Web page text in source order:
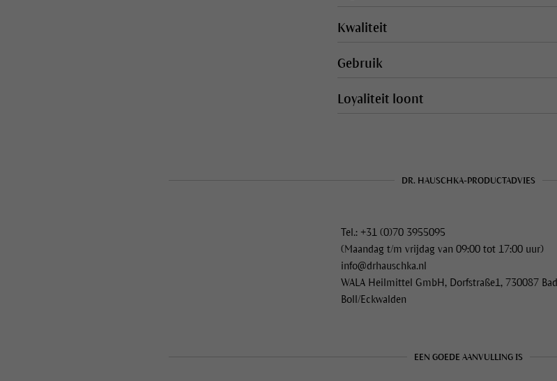
Kwaliteit
Gebruik
Loyaliteit loont
DR. HAUSCHKA-PRODUCTADVIES
Tel.: +31 (0)70 3955095
(Maandag t/m vrijdag van 09:00 tot 17:00 uur)
info@drhauschka.nl
WALA Heilmittel GmbH, Dorfstraße1, 730087 Bad
Boll/Eckwalden
EEN GOEDE AANVULLING IS